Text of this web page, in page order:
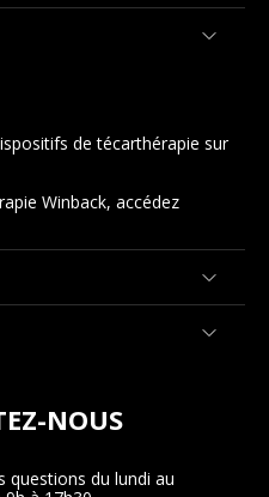
de técarthérapie sur
Winback, accédez
NOUS
questions du lundi au